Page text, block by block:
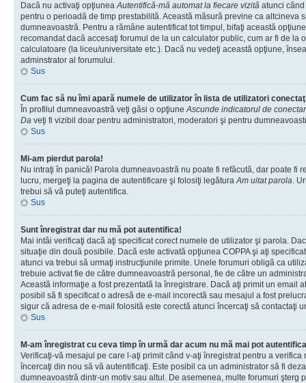
Dacă nu activaţi opţiuneaAutentifică-mă automat la fiecare vizită atunci
pentru o perioadă de timp prestabilită. Această măsură previne ca altcineva
dumneavoastră. Pentru a rămâne autentificat tot timpul, bifaţi această
recomandat dacă accesaţi forumul de la un calculator public, cum ar fi de la
calculatoare (la liceu/universitate etc.). Dacă nu vedeţi această opţiune,
adminstrator al forumului.
Sus
Cum fac să nu îmi apară numele de utilizator în lista de utilizatori
În profilul dumneavoastră veţi găsi o opţiuneAscunde indicatorul de
Da veţi fi vizibil doar pentru administratori, moderatori şi pentru
Sus
Mi-am pierdut parola!
Nu intraţi în panică! Parola dumneavoastră nu poate fi refăcută, dar poate fi
lucru, mergeţi la pagina de autentificare şi folosiţi legăturaAm uitat parola.
trebui să vă puteţi autentifica.
Sus
Sunt înregistrat dar nu mă pot autentifica!
Mai intâi verificaţi dacă aţi specificat corect numele de utilizator şi parola.
situaţie din două posibile. Dacă este activată opţiunea COPPA şi aţi
atunci va trebui să urmaţi instrucţiunile primite. Unele forumuri obligă ca
trebuie activat fie de către dumneavoastră personal, fie de către un
Această informaţie a fost prezentată la înregistrare. Dacă aţi primit un email
posibil să fi specificat o adresă de e-mail incorectă sau mesajul a fost
sigur că adresa de e-mail folosită este corectă atunci încercaţi să contactaţi
Sus
M-am înregistrat cu ceva timp în urmă dar acum nu mă mai pot
Verificaţi-vă mesajul pe care l-aţi primit când v-aţi înregistrat pentru a
încercaţi din nou să vă autentificaţi. Este posibil ca un administrator să fi
dumneavoastră dintr-un motiv sau altul. De asemenea, multe forumuri şterg